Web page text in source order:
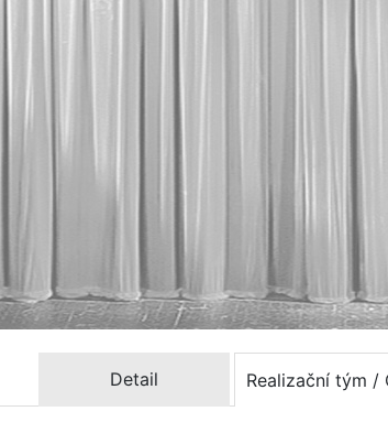
Detail Realizační tým /